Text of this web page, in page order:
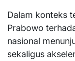
Dalam konteks
Prabowo
nasional
sekaligus